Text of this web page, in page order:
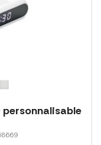
personnalisable